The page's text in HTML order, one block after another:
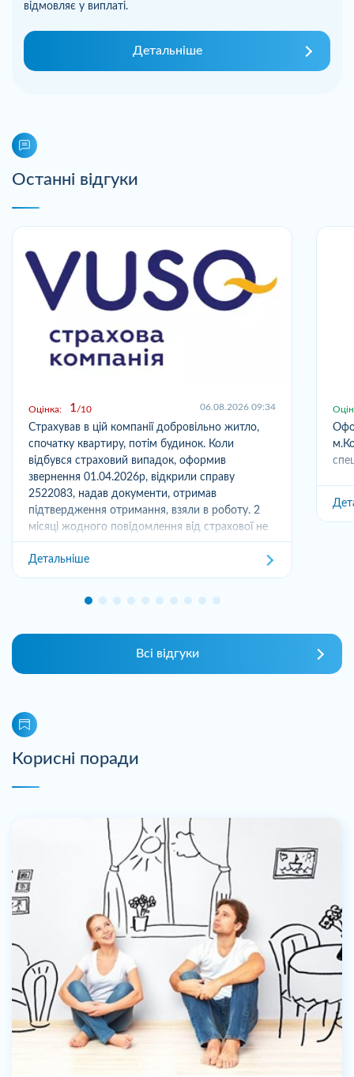
відмовляє у виплаті.
Детальніше
Останні відгуки
Оцінка: 1 10 06.08.2026 09:34
Страхував в цій компанії добровільно житло,
спочатку квартиру, потім будинок. Коли
відбувся страховий випадок, оформив
звернення 01.04.2026р, відкрили справу
2522083, надав документи, отримав
підтвердження отримання, взяли в роботу. 2
місяці жодного повідомлення від страхової не
отримував,...
Детальніше
Всі відгуки
Корисні поради